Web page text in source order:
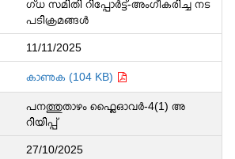
ഗ്ധ സമിതി റിപ്പോർട്ട്-അംഗീകരിച്ച നട
പടിക്രമങ്ങൾ
11/11/2025
കാണുക (104 KB)
പനത്തുതാഴം ഫ്ലൈഓവർ-4(1) അ
റിയിപ്പ്
27/10/2025